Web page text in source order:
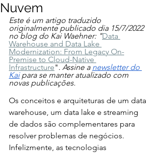
Nuvem
Este é um artigo traduzido
originalmente publicado dia 15/7/2022
no blog do Kai Waehner: "Data
Warehouse and Data Lake
Modernization: From Legacy On-
Premise to Cloud-Native
Infrastructure". Assine a newsletter do
Kai para se manter atualizado com
novas publicações.
Os conceitos e arquiteturas de um data
warehouse, um data lake e streaming
de dados são complementares para
resolver problemas de negócios.
Infelizmente, as tecnologias